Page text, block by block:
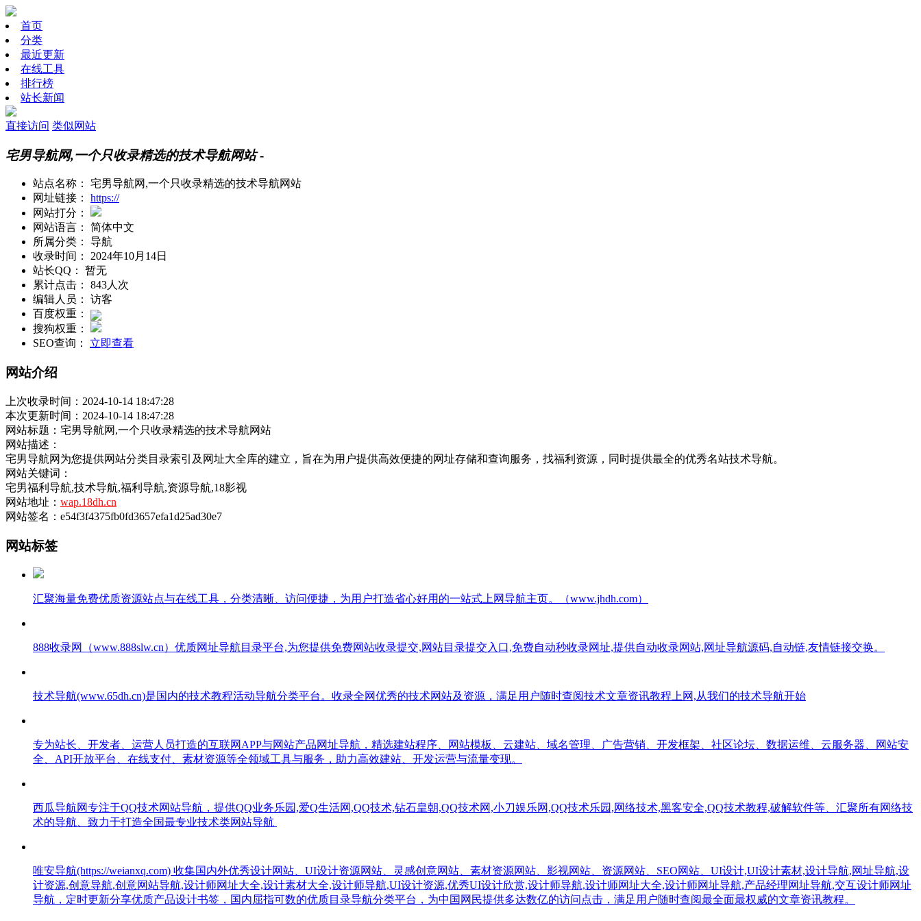
首页
分类
最近更新
在线工具
排行榜
站长新闻
直接访问 类似网站
宅男导航网,一个只收录精选的技术导航网站-
站点名称：
宅男导航网,一个只收录精选的技术导航网站
网址链接：
https://
网站打分：
网站语言：
简体中文
所属分类：
导航
收录时间：
2024年10月14日
站长QQ：
暂无
累计点击：
843人次
编辑人员：
访客
百度权重：
搜狗权重：
SEO查询：
立即查看
网站介绍
上次收录时间：2024-10-14 18:47:28
本次更新时间：2024-10-14 18:47:28
网站标题：宅男导航网,一个只收录精选的技术导航网站
网站描述：
宅男导航网为您提供网站分类目录索引及网址大全库的建立，旨在为用户提供高效便捷的网址存储和查询服务，找福利资源，同时提供最全的优秀名站技术导航。
网站关键词：
宅男福利导航,技术导航,福利导航,资源导航,18影视
网站地址： wap.18dh.cn
网站签名：e54f3f4375fb0fd3657efa1d25ad30e7
网站标签
汇聚海量免费优质资源站点与在线工具，分类清晰、访问便捷，为用户打造省心好用的一站式上网导航主页。（www.jhdh.com）
888收录网（www.888slw.cn）优质网址导航目录平台,为您提供免费网站收录提交,网站目录提交入口,免费自动秒收录网址,提供自动收录网站,网址导航源码,自动链,友情链接交换。
技术导航(www.65dh.cn)是国内的技术教程活动导航分类平台。收录全网优秀的技术网站及资源，满足用户随时查阅技术文章资讯教程上网,从我们的技术导航开始
专为站长、开发者、运营人员打造的互联网APP与网站产品网址导航，精选建站程序、网站模板、云建站、域名管理、广告营销、开发框架、社区论坛、数据运维、云服务器、网站安
全、API开放平台、在线支付、素材资源等全领域工具与服务，助力高效建站、开发运营与流量变现。
西瓜导航网专注于QQ技术网站导航，提供QQ业务乐园,爱Q生活网,QQ技术,钻石皇朝,QQ技术网,小刀娱乐网,QQ技术乐园,网络技术,黑客安全,QQ技术教程,破解软件等、汇聚所有网络技
术的导航、致力于打造全国最专业技术类网站导航
唯安导航(https://weianxq.com) 收集国内外优秀设计网站、UI设计资源网站、灵感创意网站、素材资源网站、影视网站、资源网站、SEO网站、UI设计,UI设计素材,设计导航,网址导航,设
计资源,创意导航,创意网站导航,设计师网址大全,设计素材大全,设计师导航,UI设计资源,优秀UI设计欣赏,设计师导航,设计师网址大全,设计师网址导航,产品经理网址导航,交互设计师网址
导航，定时更新分享优质产品设计书签，国内屈指可数的优质目录导航分类平台，为中国网民提供多达数亿的访问点击，满足用户随时查阅最全面最权威的文章资讯教程。